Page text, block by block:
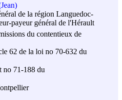
de la région Languedoc-
payeur général de l'Hérault
du contentieux de
62 de la loi no 70-632 du
no 71-188 du